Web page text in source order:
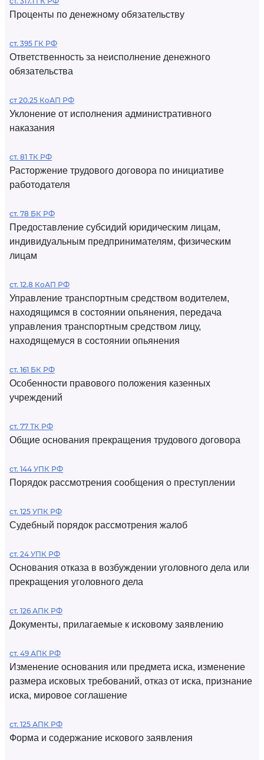
Проценты по денежному обязательству
ст. 395 ГК РФ
Ответственность за неисполнение денежного
обязательства
ст 20.25 КоАП РФ
Уклонение от исполнения административного
наказания
ст. 81 ТК РФ
Расторжение трудового договора по инициативе
работодателя
ст. 78 БК РФ
Предоставление субсидий юридическим лицам,
индивидуальным предпринимателям, физическим
лицам
ст. 12.8 КоАП РФ
Управление транспортным средством водителем,
находящимся в состоянии опьянения, передача
управления транспортным средством лицу,
находящемуся в состоянии опьянения
ст. 161 БК РФ
Особенности правового положения казенных
учреждений
ст. 77 ТК РФ
Общие основания прекращения трудового договора
ст. 144 УПК РФ
Порядок рассмотрения сообщения о преступлении
ст. 125 УПК РФ
Судебный порядок рассмотрения жалоб
ст. 24 УПК РФ
Основания отказа в возбуждении уголовного дела или
прекращения уголовного дела
ст. 126 АПК РФ
Документы, прилагаемые к исковому заявлению
ст. 49 АПК РФ
Изменение основания или предмета иска, изменение
размера исковых требований, отказ от иска, признание
иска, мировое соглашение
ст. 125 АПК РФ
Форма и содержание искового заявления